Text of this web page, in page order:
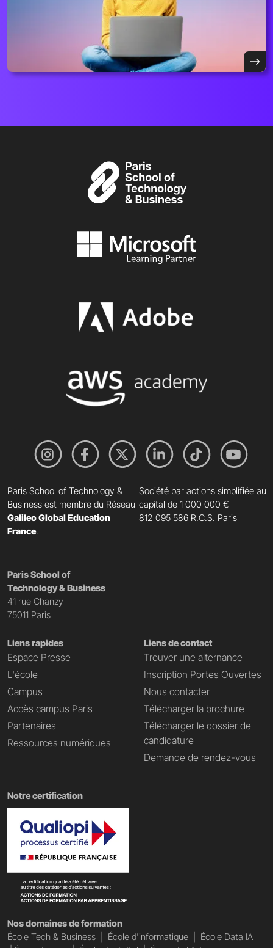
Paris School of Technology &
Business est membre du Réseau
Galileo Global Education
France.
Société par actions simplifiée au
capital de 1 000 000 €
812 095 586 R.C.S. Paris
Paris School of
Technology & Business
41 rue Chanzy
75011 Paris
Liens rapides
Espace Presse
L'école
Campus
Accès campus Paris
Partenaires
Ressources numériques
Liens de contact
Trouver une alternance
Inscription Portes Ouvertes
Nous contacter
Télécharger la brochure
Télécharger le dossier de
candidature
Demande de rendez-vous
Notre certification
Nos domaines de formation
École Tech & Business
École d'informatique
École Data IA